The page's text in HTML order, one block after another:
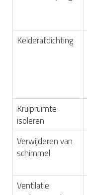
Kelderafdichting
Kruipruimte
isoleren
Verwijderen van
schimmel
Ventilatie